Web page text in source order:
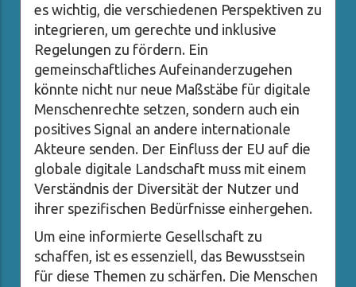
es wichtig, die verschiedenen Perspektiven zu
integrieren, um gerechte und inklusive
Regelungen zu fördern. Ein
gemeinschaftliches Aufeinanderzugehen
könnte nicht nur neue Maßstäbe für digitale
Menschenrechte setzen, sondern auch ein
positives Signal an andere internationale
Akteure senden. Der Einfluss der EU auf die
globale digitale Landschaft muss mit einem
Verständnis der Diversität der Nutzer und
ihrer spezifischen Bedürfnisse einhergehen.
Um eine informierte Gesellschaft zu
schaffen, ist es essenziell, das Bewusstsein
für diese Themen zu schärfen. Die Menschen